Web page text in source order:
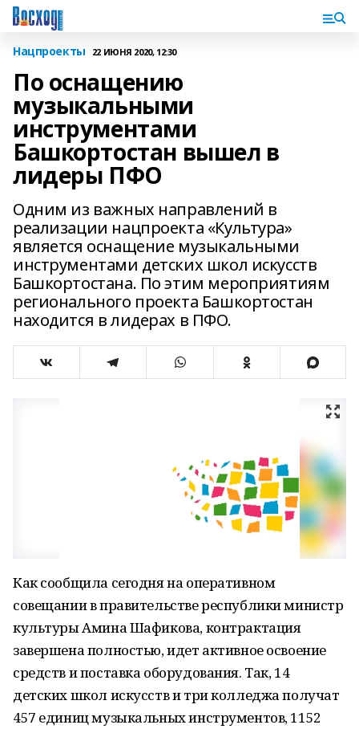
Нацпроекты 22 ИЮНЯ 2020, 12:30
По оснащению
музыкальными
инструментами
Башкортостан вышел в
лидеры ПФО
Одним из важных направлений в
реализации нацпроекта «Культура»
является оснащение музыкальными
инструментами детских школ искусств
Башкортостана. По этим мероприятиям
регионального проекта Башкортостан
находится в лидерах в ПФО.
Как сообщила сегодня на оперативном
совещании в правительстве республики министр
культуры Амина Шафикова, контрактация
завершена полностью, идет активное освоение
средств и поставка оборудования. Так, 14
детских школ искусств и три колледжа получат
457 единиц музыкальных инструментов, 1152